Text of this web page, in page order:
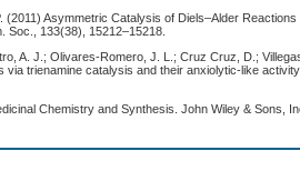
(2011) Asymmetric Catalysis of Diels–Alder
Soc., 133(38), 15212–15218.
A. J.; Olivares-Romero, J. L.; Cruz Cruz, D.;
trienamine catalysis and their anxiolytic-like
Chemistry and Synthesis. John Wiley & Sons,